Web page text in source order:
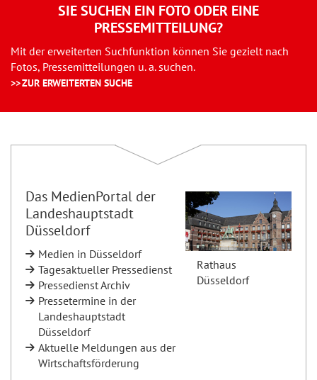
SIE SUCHEN EIN FOTO ODER EINE
PRESSEMITTEILUNG?
Mit der erweiterten Suchfunktion können Sie gezielt nach
Fotos, Pressemitteilungen u. a. suchen.
ZUR ERWEITERTEN SUCHE
Rathaus
Düsseldorf
Das MedienPortal der
Landeshauptstadt
Düsseldorf
Medien in Düsseldorf
Tagesaktueller Pressedienst
Pressedienst Archiv
Pressetermine in der
Landeshauptstadt
Düsseldorf
Aktuelle Meldungen aus der
Wirtschaftsförderung